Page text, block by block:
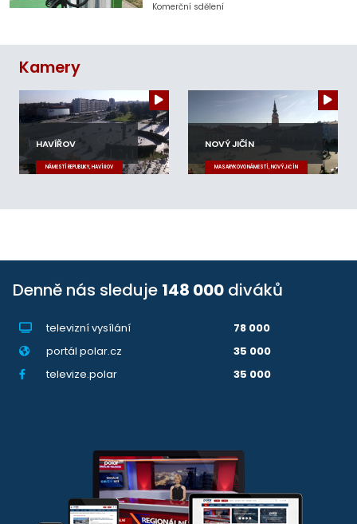
Komerční sdělení
Kamery
HAVÍŘOV
NÁMĚSTÍ REPUBLIKY, HAVÍŘOV
NOVÝ JIČÍN
MASARYKOVO NÁMĚSTÍ, NOVÝ JIČÍN
Denně nás sleduje 148 000 diváků
televizní vysílání
78 000
portál polar.cz
35 000
televize.polar
35 000